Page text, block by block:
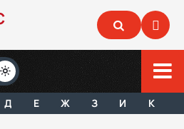
Д Е Ж З И К